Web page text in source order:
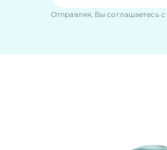
Отправляя, Вы соглашаетесь с